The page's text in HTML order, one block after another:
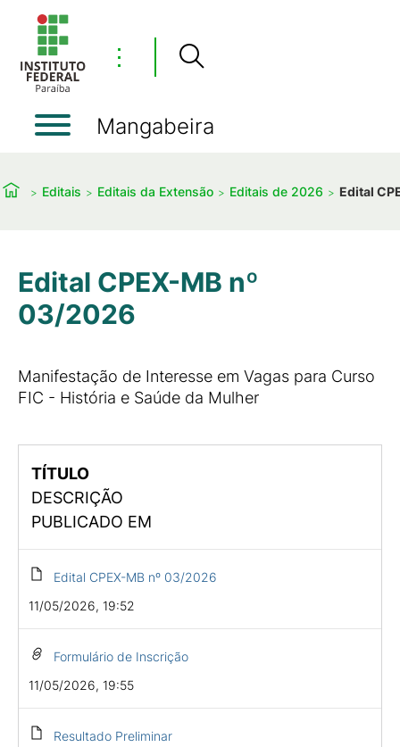
⋮
Mangabeira
Editais Editais da Extensão Editais de 2026 Edital
Edital CPEX-MB nº
03/2026
Manifestação de Interesse em Vagas para Curso
FIC - História e Saúde da Mulher
TÍTULO
DESCRIÇÃO
PUBLICADO EM
Edital CPEX-MB nº 03/2026
11/05/2026, 19:52
Formulário de Inscrição
11/05/2026, 19:55
Resultado Preliminar